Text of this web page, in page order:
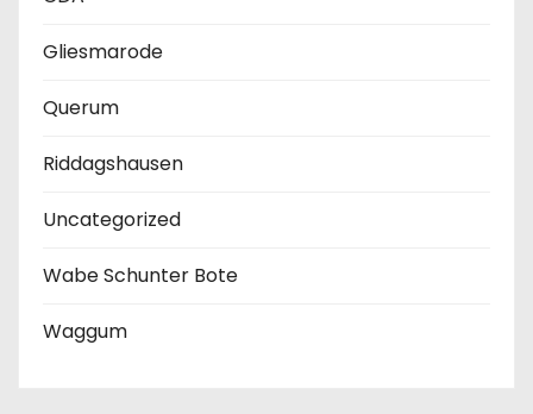
Gliesmarode
Querum
Riddagshausen
Uncategorized
Wabe Schunter Bote
Waggum